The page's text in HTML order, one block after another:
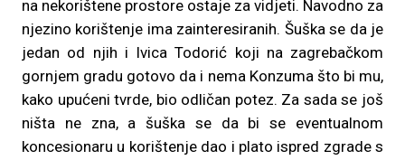
na nekorištene prostore ostaje za vidjeti. Navodno za
njezino korištenje ima zainteresiranih. Šuška se da je
jedan od njih i Ivica Todorić koji na zagrebačkom
gornjem gradu gotovo da i nema Konzuma što bi mu,
kako upućeni tvrde, bio odličan potez. Za sada se još
ništa ne zna, a šuška se da bi se eventualnom
koncesionaru u korištenje dao i plato ispred zgrade s